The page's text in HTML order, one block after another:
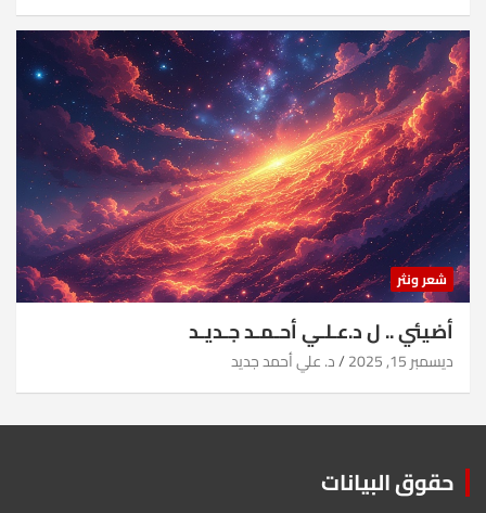
شعر ونثر
أضيئي .. ل د.عـلـي أحـمـد جـديـد
ديسمبر 15, 2025 د. علي أحمد جديد
حقوق البيانات